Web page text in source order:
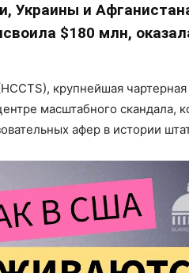
Украины и
$180 млн,
крупнейшая
масштабного скандала,
афер в истории